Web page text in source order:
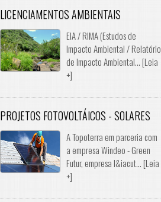
LICENCIAMENTOS AMBIENTAIS
EIA / RIMA (Estudos de
Impacto Ambiental / Relatório
de Impacto Ambiental... [Leia
+]
PROJETOS FOTOVOLTÁICOS - SOLARES
A Topoterra em parceria com
a empresa Windeo - Green
Futur, empresa l&iacut... [Leia
+]